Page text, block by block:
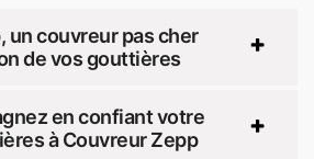
un couvreur pas cher
de vos gouttières
en confiant votre
à Couvreur Zepp